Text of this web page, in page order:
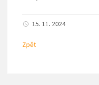
15. 11. 2024
Zpět